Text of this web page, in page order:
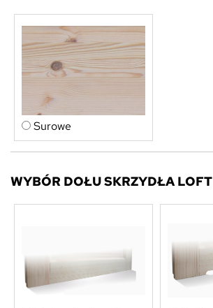
Surowe
WYBÓR DOŁU SKRZYDŁA LOFT